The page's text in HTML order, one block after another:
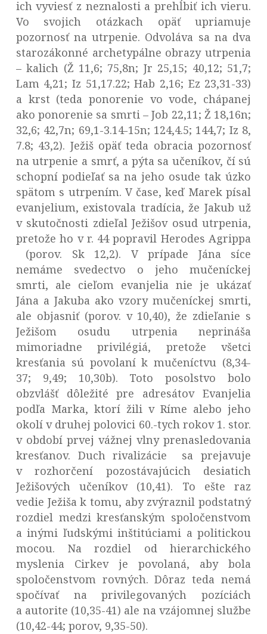
ich vyviesť z neznalosti a prehĺbiť ich vieru.
Vo svojich otázkach opäť upriamuje
pozornosť na utrpenie. Odvoláva sa na dva
starozákonné archetypálne obrazy utrpenia
– kalich (Ž 11,6; 75,8n; Jr 25,15; 40,12; 51,7;
Lam 4,21; Iz 51,17.22; Hab 2,16; Ez 23,31-33)
a krst (teda ponorenie vo vode, chápanej
ako ponorenie sa smrti – Job 22,11; Ž 18,16n;
32,6; 42,7n; 69,1-3.14-15n; 124,4.5; 144,7; Iz 8,
7.8; 43,2). Ježiš opäť teda obracia pozornosť
na utrpenie a smrť, a pýta sa učeníkov, čí sú
schopní podieľať sa na jeho osude tak úzko
spätom s utrpením. V čase, keď Marek písal
evanjelium, existovala tradícia, že Jakub už
v skutočnosti zdieľal Ježišov osud utrpenia,
pretože ho v r. 44 popravil Herodes Agrippa
(porov. Sk 12,2). V prípade Jána síce
nemáme svedectvo o jeho mučeníckej
smrti, ale cieľom evanjelia nie je ukázať
Jána a Jakuba ako vzory mučeníckej smrti,
ale objasniť (porov. v 10,40), že zdieľanie s
Ježišom osudu utrpenia neprináša
mimoriadne privilégiá, pretože všetci
kresťania sú povolaní k mučeníctvu (8,34-
37; 9,49; 10,30b). Toto posolstvo bolo
obzvlášť dôležité pre adresátov Evanjelia
podľa Marka, ktorí žili v Ríme alebo jeho
okolí v druhej polovici 60.-tych rokov 1. stor.
v období prvej vážnej vlny prenasledovania
kresťanov. Duch rivalizácie sa prejavuje
v rozhorčení pozostávajúcich desiatich
Ježišových učeníkov (10,41). To ešte raz
vedie Ježiša k tomu, aby zvýraznil podstatný
rozdiel medzi kresťanským spoločenstvom
a inými ľudskými inštitúciami a politickou
mocou. Na rozdiel od hierarchického
myslenia Cirkev je povolaná, aby bola
spoločenstvom rovných. Dôraz teda nemá
spočívať na privilegovaných pozíciách
a autorite (10,35-41) ale na vzájomnej službe
(10,42-44; porov, 9,35-50).